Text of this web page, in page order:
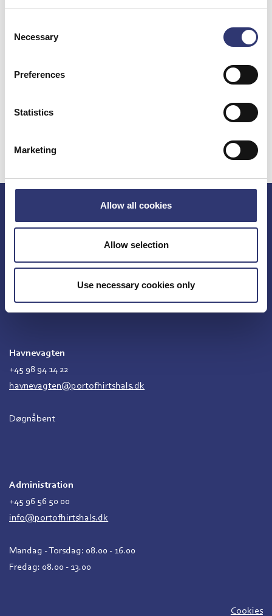
Selection
Necessary
Preferences
Statistics
Marketing
Allow all cookies
Allow selection
Use necessary cookies only
Årsberetning 2022
Årsberetning 2021
Årsberetning 2020
Årsberetning 2019
Port of Hirtshals
Fax: +45 98 94 42 93
CVR: 25 86 84 55
Havnevagten
+45 98 94 14 22
havnevagten@portofhirtshals.dk
Døgnåbent
Administration
+45 96 56 50 00
info@portofhirtshals.dk
Mandag - Torsdag: 08.00 - 16.00
Fredag: 08.00 - 13.00
Cookies